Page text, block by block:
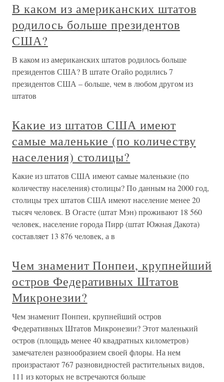
В каком из американских штатов
родилось больше президентов
США?
В каком из американских штатов родилось больше
президентов США? В штате Огайо родились 7
президентов США – больше, чем в любом другом из
штатов
Какие из штатов США имеют
самые маленькие (по количеству
населения) столицы?
Какие из штатов США имеют самые маленькие (по
количеству населения) столицы? По данным на 2000 год,
столицы трех штатов США имеют население менее 20
тысяч человек. В Огасте (штат Мэн) проживают 18 560
человек, население города Пирр (штат Южная Дакота)
составляет 13 876 человек, а в
Чем знаменит Понпеи, крупнейший
остров Федеративных Штатов
Микронезии?
Чем знаменит Понпеи, крупнейший остров
Федеративных Штатов Микронезии? Этот маленький
остров (площадь менее 40 квадратных километров)
замечателен разнообразием своей флоры. На нем
произрастают 767 разновидностей растительных видов,
111 из которых не встречаются больше